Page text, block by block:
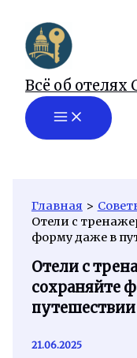
содержимому
Всё об
Главная
Отели с
форму даже в
Отели с
сохраняйте
путешествии
21.06.2025